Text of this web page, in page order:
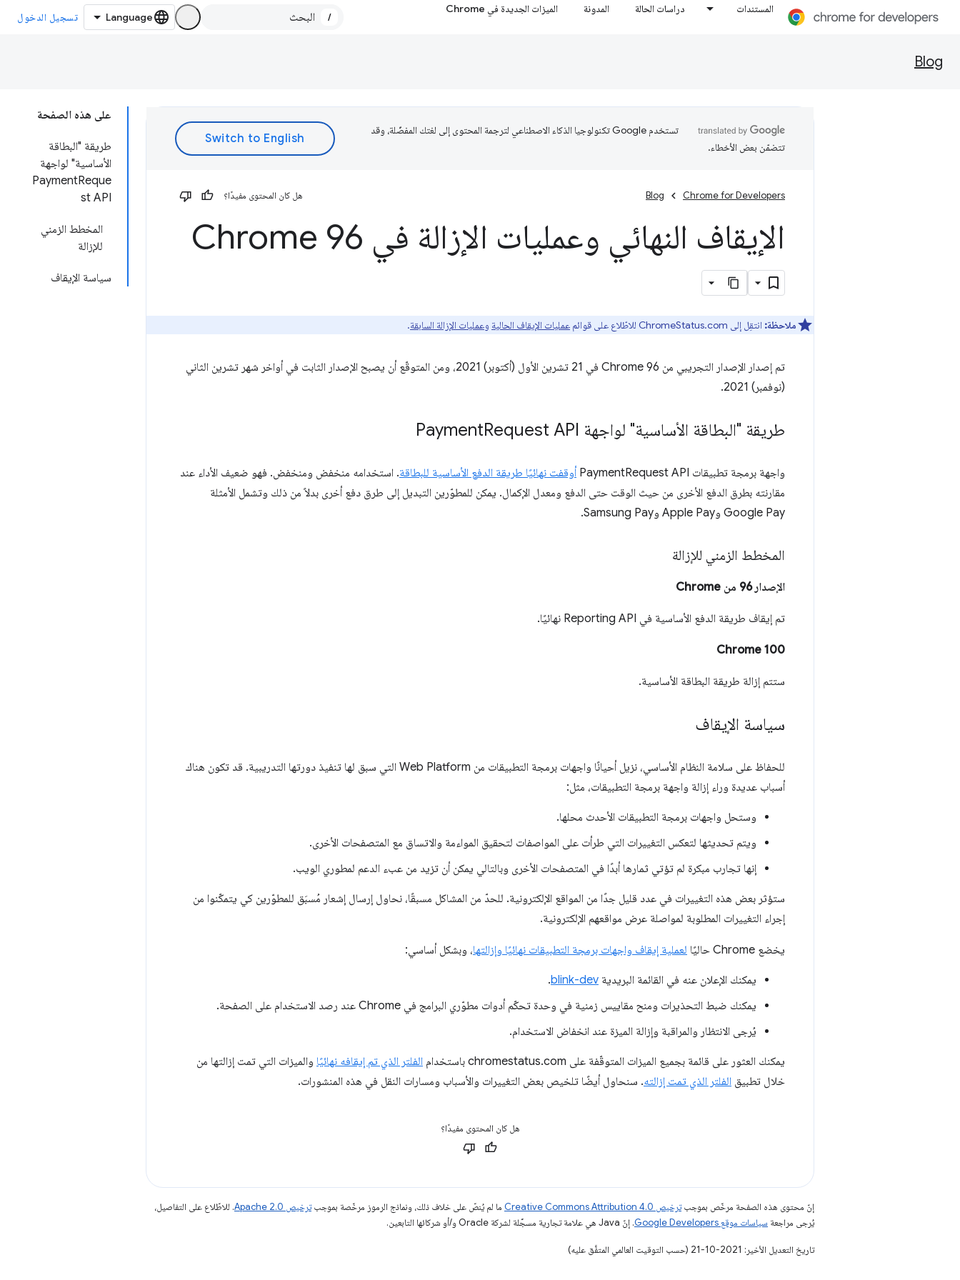
المستندات دراسات الحالة المدونة الميزات الجديدة في Chrome
/ تسجيل الدخول
Blog
على هذه الصفحة
طريقة "البطاقة
الأساسية" لواجهة
PaymentReque
st API
المخطط الزمني
للإزالة
سياسة الإيقاف
تستخدم Google تكنولوجيا الذكاء الاصطناعي لترجمة المحتوى إلى لغتك المفضّلة، وقد
تتضمّن بعض الأخطاء.
Chrome for Developers
Blog هل كان المحتوى مفيدًا؟
الإيقاف النهائي وعمليات الإزالة في Chrome 96
ملاحظة: انتقِل إلى ChromeStatus.com للاطّلاع على قوائم عمليات الإيقاف الحالية وعمليات الإزالة السابقة.
تم إصدار الإصدار التجريبي من Chrome 96 في 21 تشرين الأول (أكتوبر) 2021، ومن المتوقّع أن يصبح الإصدار الثابت في أواخر شهر تشرين الثاني
(نوفمبر) 2021.
طريقة "البطاقة الأساسية" لواجهة Payment Request API
واجهة برمجة تطبيقات PaymentRequest API أوقفت نهائيًا طريقة الدفع الأساسية للبطاقة. استخدامه منخفض ومنخفض. فهو ضعيف الأداء عند
مقارنته بطرق الدفع الأخرى من حيث الوقت حتى الدفع ومعدل الإكمال. يمكن للمطوّرين التبديل إلى طرق دفع أخرى بدلاً من ذلك وتشمل الأمثلة
Google Pay وApple Pay وSamsung Pay.
المخطط الزمني للإزالة
الإصدار 96 من Chrome
تم إيقاف طريقة الدفع الأساسية في Reporting API نهائيًا.
Chrome 100
ستتم إزالة طريقة البطاقة الأساسية.
سياسة الإيقاف
للحفاظ على سلامة النظام الأساسي، نزيل أحيانًا واجهات برمجة التطبيقات من Web Platform التي سبق لها تنفيذ دورتها التدريبية. قد تكون هناك
أسباب عديدة وراء إزالة واجهة برمجة التطبيقات، مثل:
وستحل واجهات برمجة التطبيقات الأحدث محلها.
ويتم تحديثها لتعكس التغييرات التي طرأت على المواصفات لتحقيق المواءمة والاتساق مع المتصفحات الأخرى.
إنها تجارب مبكرة لم تؤتي ثمارها أبدًا في المتصفحات الأخرى وبالتالي يمكن أن تزيد من عبء الدعم لمطوري الويب.
ستؤثر بعض هذه التغييرات في عدد قليل جدًا من المواقع الإلكترونية. للحدّ من المشاكل مسبقًا، نحاول إرسال إشعار مُسبَق للمطوّرين كي يتمكّنوا من
إجراء التغييرات المطلوبة لمواصلة عرض مواقعهم الإلكترونية.
يخضع Chrome حاليًا لعملية إيقاف واجهات برمجة التطبيقات نهائيًا وإزالتها، وبشكل أساسي:
يمكنك الإعلان عنه في القائمة البريدية blink-dev
.
يمكنك ضبط التحذيرات ومنح مقاييس زمنية في وحدة تحكّم أدوات مطوّري البرامج في Chrome عند رصد الاستخدام على الصفحة.
يُرجى الانتظار والمراقبة وإزالة الميزة عند انخفاض الاستخدام.
يمكنك العثور على قائمة بجميع الميزات المتوقّفة على chromestatus.com باستخدام الفلتر الذي تم إيقافه نهائيًا والميزات التي تمت إزالتها من
خلال تطبيق الفلتر الذي تمت إزالته. سنحاول أيضًا تلخيص بعض التغييرات والأسباب ومسارات النقل في هذه المنشورات.
هل كان المحتوى مفيدًا؟
إنّ محتوى هذه الصفحة مرخّص بموجبترخيص Creative Commons Attribution 4.0‏ ما لم يُنصّ على خلاف ذلك، ونماذج الرموز مرخّصة بموجبترخيص Apache 2.0‏
. للاطّلاع على التفاصيل،
يُرجى مراجعة سياسات موقع Google Developers‏ . إنّ Java هي علامة تجارية مسجَّلة لشركة Oracle و/أو شركائها التابعين.
تاريخ التعديل الأخير: 2021-10-21 (حسب التوقيت العالمي المتفَّق عليه)